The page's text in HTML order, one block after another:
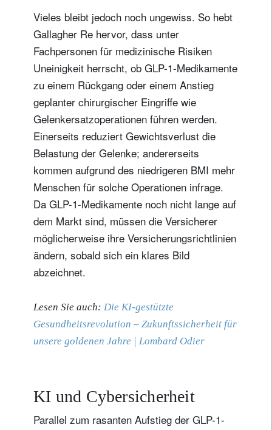
Vieles bleibt jedoch noch ungewiss. So hebt
Gallagher Re hervor, dass unter
Fachpersonen für medizinische Risiken
Uneinigkeit herrscht, ob GLP-1-Medikamente
zu einem Rückgang oder einem Anstieg
geplanter chirurgischer Eingriffe wie
Gelenkersatzoperationen führen werden.
Einerseits reduziert Gewichtsverlust die
Belastung der Gelenke; andererseits
kommen aufgrund des niedrigeren BMI mehr
Menschen für solche Operationen infrage.
Da GLP-1-Medikamente noch nicht lange auf
dem Markt sind, müssen die Versicherer
möglicherweise ihre Versicherungsrichtlinien
ändern, sobald sich ein klares Bild
abzeichnet.
Lesen Sie auch: Die KI-gestützte
Gesundheitsrevolution – Zukunftssicherheit für
unsere goldenen Jahre | Lombard Odier
KI und Cybersicherheit
Parallel zum rasanten Aufstieg der GLP-1-